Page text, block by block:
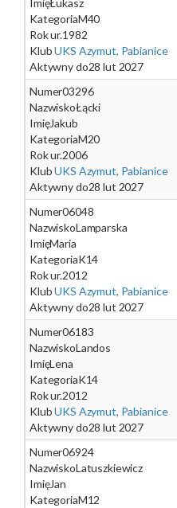
ImięŁukasz
KategoriaM40
Rok ur.1982
KlubUKS Azymut, Pabianice
Aktywny do28 lut 2027
Numer03296
NazwiskoŁącki
ImięJakub
KategoriaM20
Rok ur.2006
KlubUKS Azymut, Pabianice
Aktywny do28 lut 2027
Numer06048
NazwiskoLamparska
ImięMaria
KategoriaK14
Rok ur.2012
KlubUKS Azymut, Pabianice
Aktywny do28 lut 2027
Numer06183
NazwiskoLandos
ImięLena
KategoriaK14
Rok ur.2012
KlubUKS Azymut, Pabianice
Aktywny do28 lut 2027
Numer06924
NazwiskoLatuszkiewicz
ImięJan
KategoriaM12